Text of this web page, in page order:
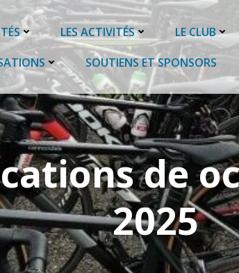
LES ACTIVITÉS LE CLUB
SOUTIENS ET SPONSORS
de
2025